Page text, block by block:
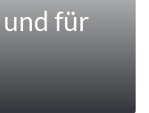
für